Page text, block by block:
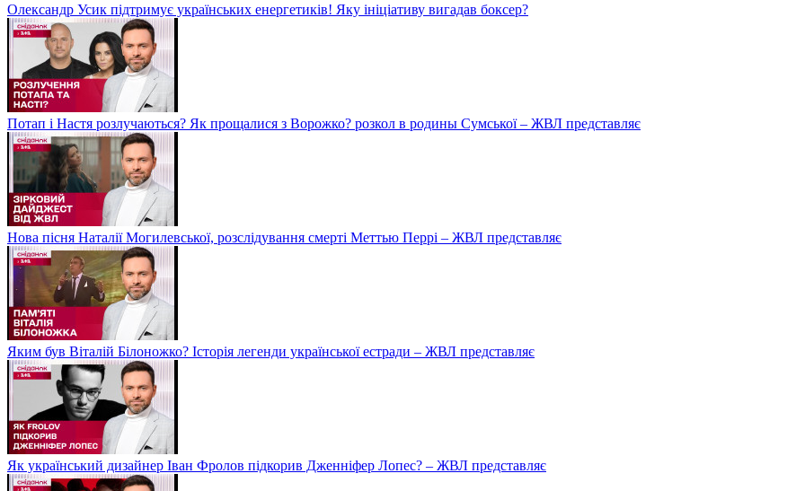
Олександр Усик підтримує українських енергетиків! Яку ініціативу вигадав боксер?
Потап і Настя розлучаються? Як прощалися з Ворожко? розкол в родины Сумської – ЖВЛ представляє
Нова пісня Наталії Могилевської, розслідування смерті Меттью Перрі – ЖВЛ представляє
Яким був Віталій Білоножко? Історія легенди української естради – ЖВЛ представляє
Як український дизайнер Іван Фролов підкорив Дженніфер Лопес? – ЖВЛ представляє